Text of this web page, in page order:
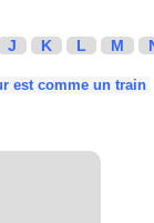
J K L M
est comme un train